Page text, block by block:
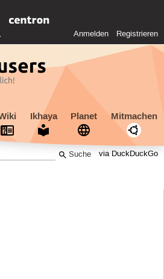
Anmelden Registrieren
Ikhaya Planet Mitmachen
via DuckDuckGo